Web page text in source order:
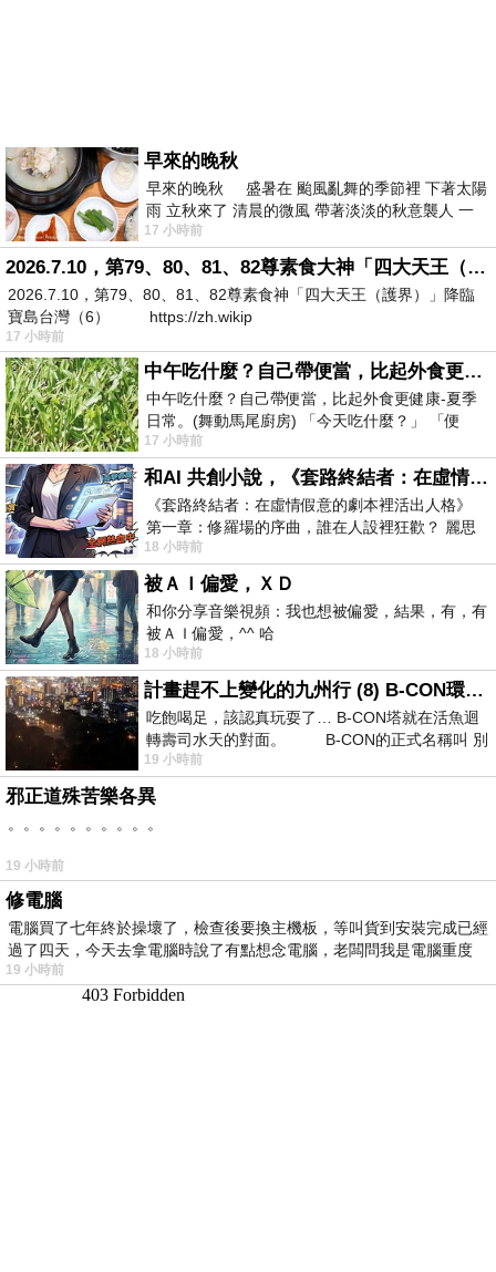
早來的晚秋
早來的晚秋 盛暑在 颱風亂舞的季節裡 下著太陽
雨 立秋來了 清晨的微風 帶著淡淡的秋意襲人 一
下子 又被赤
17 小時前
2026.7.10，第79、80、81、82尊素食大神「四大天王（護界）」降臨寶島台灣（6）
2026.7.10，第79、80、81、82尊素食神「四大天王（護界）」降臨
寶島台灣（6） https://zh.wikip
17 小時前
中午吃什麼？自己帶便當，比起外食更健康-夏季日常。(舞動馬尾廚房)
中午吃什麼？自己帶便當，比起外食更健康-夏季
日常。(舞動馬尾廚房) 「今天吃什麼？」 「便
當？麵？還是炒飯？」 每天都在選擇
17 小時前
和AI 共創小說，《套路終結者：在虛情假意的劇本裡活出人格》
《套路終結者：在虛情假意的劇本裡活出人格》
第一章：修羅場的序曲，誰在人設裡狂歡？ 麗思
卡爾頓酒店的總統套房內，燈光昏
18 小時前
被ＡＩ偏愛，ＸＤ
和你分享音樂視頻：我也想被偏愛，結果，有，有
被ＡＩ偏愛，^^ 哈
18 小時前
計畫趕不上變化的九州行 (8) B-CON環球塔
吃飽喝足，該認真玩耍了… B-CON塔就在活魚迴
轉壽司水天的對面。 B-CON的正式名稱叫 別
19 小時前
邪正道殊苦樂各異
。。。。。。。。。。
19 小時前
修電腦
電腦買了七年終於操壞了，檢查後要換主機板，等叫貨到安裝完成已經
過了四天，今天去拿電腦時說了有點想念電腦，老闆問我是電腦重度
19 小時前